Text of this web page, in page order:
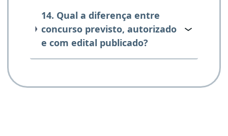
14. Qual a diferença entre
concurso previsto, autorizado
e com edital publicado?